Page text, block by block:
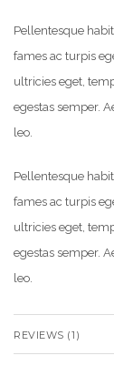
Pellentesque
fames ac turpis
ultricies eget,
egestas semper.
leo.
Pellentesque
fames ac turpis
ultricies eget,
egestas semper.
leo.
REVIEWS (1)